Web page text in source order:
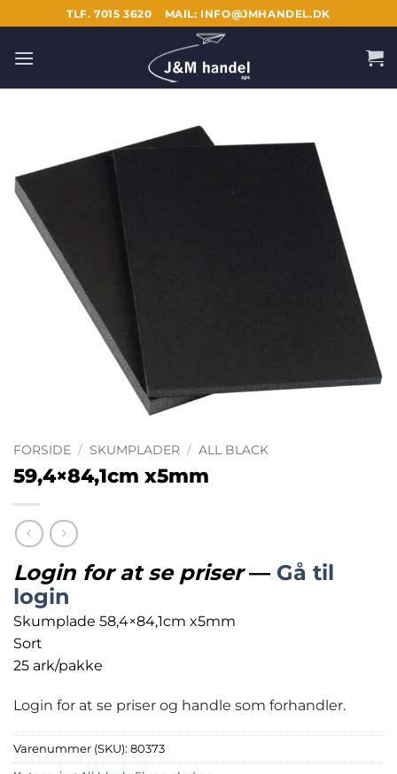
til
indhold
TLF. 7015 3620 MAIL: INFO@JMHANDEL.DK
FORSIDE / SKUMPLADER / ALL BLACK
59,4×84,1cm x5mm
Login for at se priser— Gå til
login
Skumplade 58,4×84,1cm x5mm
Sort
25 ark/pakke
Login for at se priser og handle som forhandler.
Varenummer (SKU): 80373